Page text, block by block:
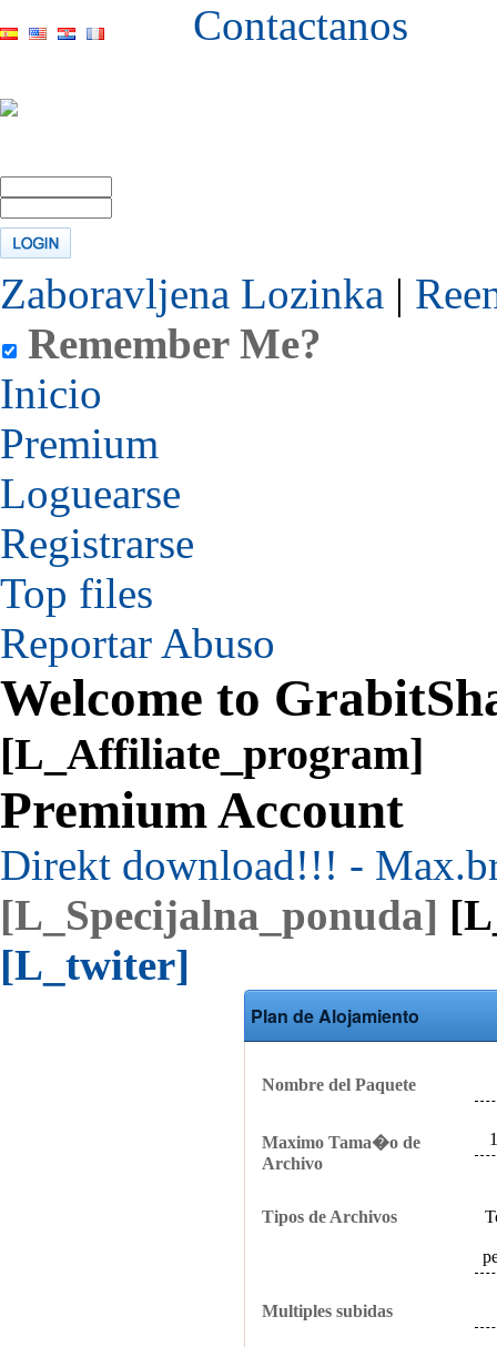
Contactanos
Zaboravljena Lozinka |
Remember Me?
Inicio
Premium
Loguearse
Registrarse
Top files
Reportar Abuso
Welcome to
[L_Affiliate_program]
Premium Account
Direkt download!!! -
[L_Specijalna_ponuda]
[L_twiter]
Plan de Alojamiento
Nombre del Paquete
Maximo Tama�o de
Archivo
Tipos de Archivos
Multiples subidas